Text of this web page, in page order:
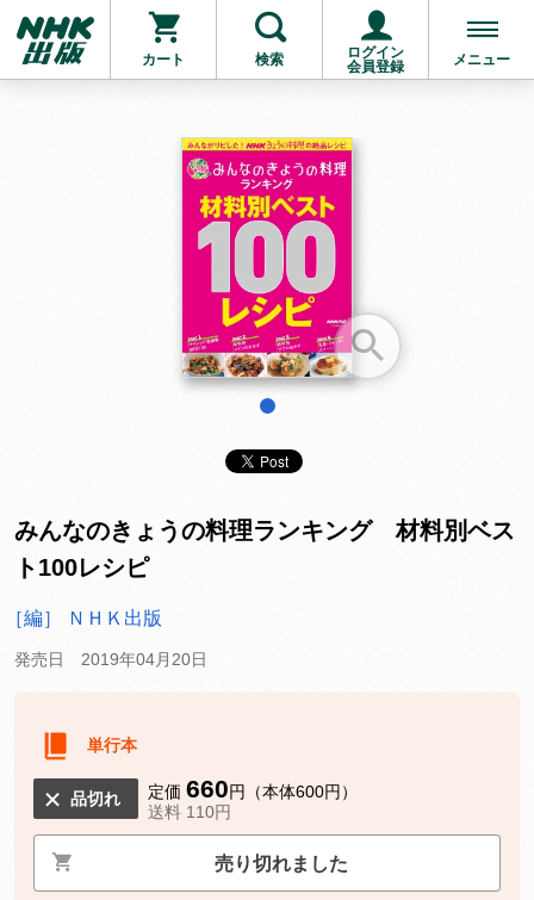
カート 検索
ログイン
会員登録
メニュー
お支払いに進む
他にも商品を買う
みんなのきょうの料理ランキング 材料別ベス
ト100レシピ
［編］ ＮＨＫ出版
発売日 2019年04月20日
単行本
品切れ 定価 660円（本体600円）
送料 110円
売り切れました